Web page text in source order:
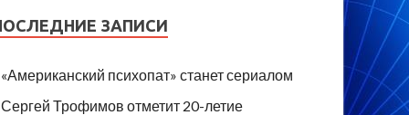
ЗАПИСИ
«Американский психопат» станет сериалом
Сергей Трофимов отметит 20-летие